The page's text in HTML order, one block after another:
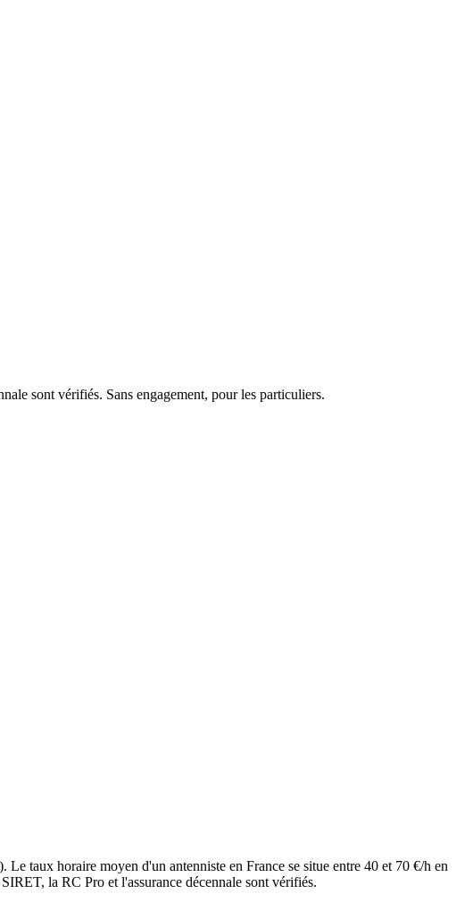
sont vérifiés. Sans engagement, pour les particuliers.
taux horaire moyen d'un antenniste en France se situe entre 40 et 70 €/h en
la RC Pro et l'assurance décennale sont vérifiés.